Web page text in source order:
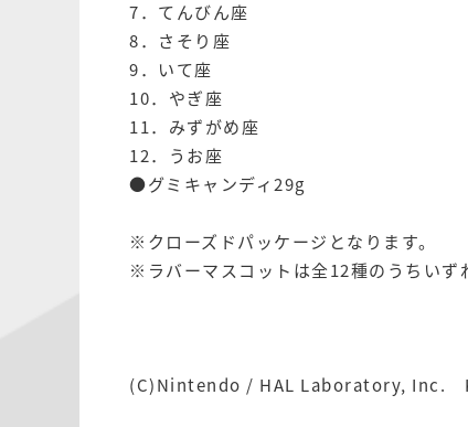
7．てんびん座
8．さそり座
9．いて座
10．やぎ座
11．みずがめ座
12．うお座
●グミキャンディ29g
※クローズドパッケージとなります。
※ラバーマスコットは全12種のうちいず
(C)Nintendo / HAL Laboratory, Inc.